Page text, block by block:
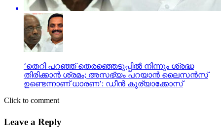
‘തെറി പറഞ്ഞ് തെരഞ്ഞെടുപ്പില്‍ നിന്നും ശ്രദ്ധ
തിരിക്കാന്‍ ശ്രമം; അസഭ്യം പറയാന്‍ ലൈസന്‍സ്
ഉണ്ടെന്നാണ് ധാരണ’: ഡീന്‍ കുര്യാക്കോസ്
Click to comment
Leave a Reply